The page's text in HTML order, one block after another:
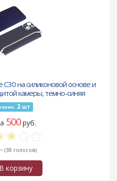
C30 на силиконовой основе и
камеры, темно-синяя
2 шт
500руб.
(38 голосов)
В корзину